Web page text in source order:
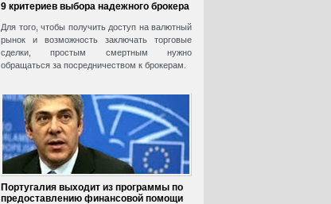
9 критериев выбора надежного брокера
Для того, чтобы получить доступ на валютный
рынок и возможность заключать торговые
сделки, простым смертным нужно
обращаться за посредничеством к брокерам.
Португалия выходит из программы по
предоставлению финансовой помощи